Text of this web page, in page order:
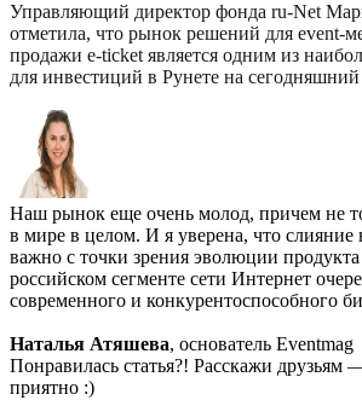
Управляющий директор фонда ru-Net
отметила, что рынок решений для event-
продажи e-ticket является одним из
для инвестиций в Рунете на сегодняшний
Наш рынок еще очень молод, причем не
в мире в целом. И я уверена, что
важно с точки зрения эволюции
российском сегменте сети Интернет
современного и конкурентоспособного
Наталья Атяшева, основатель Eventmag
Понравилась статья?! Расскажи друзьям
приятно :)